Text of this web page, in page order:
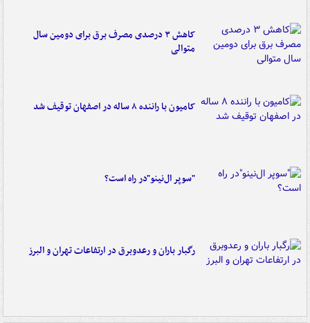
کاهش ۳ درصدی مصرف برق برای دومین سال
متوالی
کامیون با راننده ۸ ساله در اصفهان توقیف شد
"سوپر ال‌نینو"در راه است؟
رگبار باران و رعدوبرق در ارتفاعات تهران و البرز